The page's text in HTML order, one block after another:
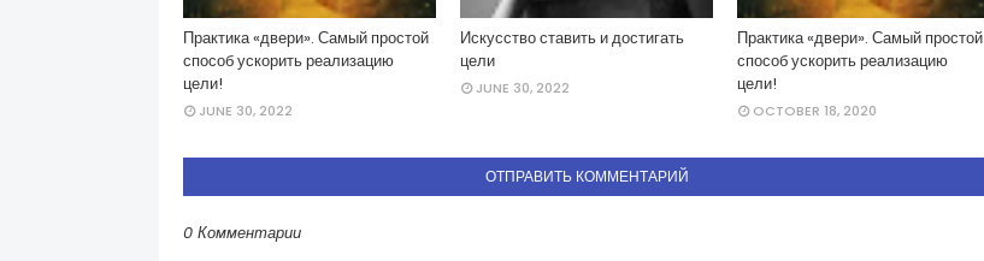
Практика «двери». Самый простой
способ ускорить реализацию
цели!
JUNE 30, 2022
Искусство ставить и достигать
цели
JUNE 30, 2022
Практика «двери». Самый простой
способ ускорить реализацию
цели!
OCTOBER 18, 2020
ОТПРАВИТЬ КОММЕНТАРИЙ
0 Комментарии